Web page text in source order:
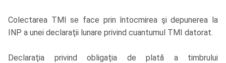
Colectarea TMI se face prin întocmirea şi depunerea la
INP a unei declaraţii lunare privind cuantumul TMI datorat.
Declaraţia privind obligaţia de plată a timbrului